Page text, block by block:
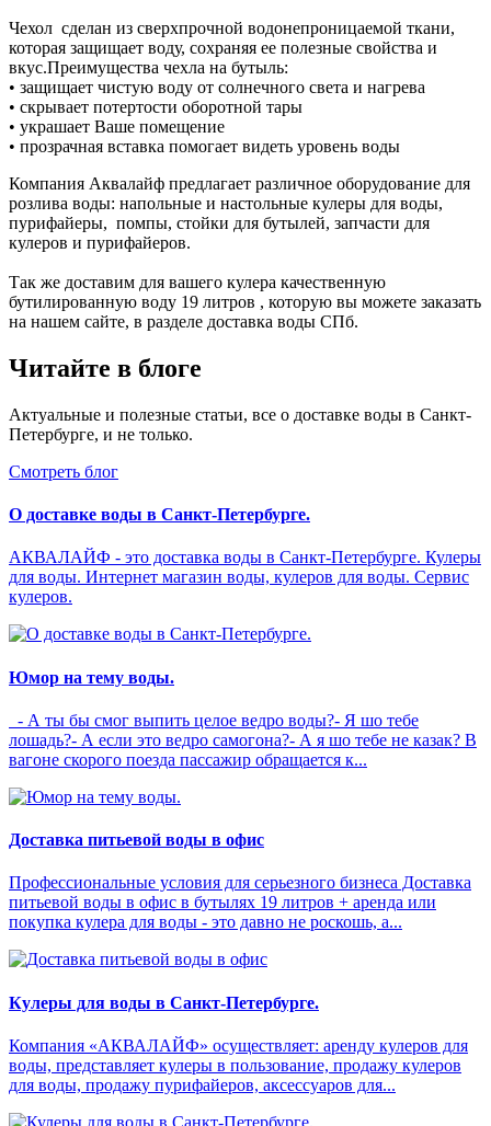
Чехол сделан из сверхпрочной водонепроницаемой ткани,
которая защищает воду, сохраняя ее полезные свойства и
вкус.Преимущества чехла на бутыль:
• защищает чистую воду от солнечного света и нагрева
• скрывает потертости оборотной тары
• украшает Ваше помещение
• прозрачная вставка помогает видеть уровень воды
Компания Аквалайф предлагает различное оборудование для
розлива воды: напольные и настольные кулеры для воды,
пурифайеры, помпы, стойки для бутылей, запчасти для
кулеров и пурифайеров.
Так же доставим для вашего кулера качественную
бутилированную воду 19 литров , которую вы можете заказать
на нашем сайте, в разделе доставка воды СПб.
Читайте в блоге
Актуальные и полезные статьи, все о доставке воды в Санкт-
Петербурге, и не только.
Смотреть блог
О доставке воды в Санкт-Петербурге.
АКВАЛАЙФ - это доставка воды в Санкт-Петербурге. Кулеры
для воды. Интернет магазин воды, кулеров для воды. Сервис
кулеров.
Юмор на тему воды.
- А ты бы смог выпить целое ведро воды?- Я шо тебе
лошадь?- А если это ведро самогона?- А я шо тебе не казак? В
вагоне скорого поезда пассажир обращается к...
Доставка питьевой воды в офис
Профессиональные условия для серьезного бизнеса Доставка
питьевой воды в офис в бутылях 19 литров + аренда или
покупка кулера для воды - это давно не роскошь, а...
Кулеры для воды в Санкт-Петербурге.
Компания «АКВАЛАЙФ» осуществляет: аренду кулеров для
воды, представляет кулеры в пользование, продажу кулеров
для воды, продажу пурифайеров, аксессуаров для...